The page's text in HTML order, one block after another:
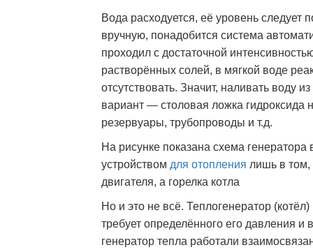
Вода расходуется, её уровень следует
вручную, понадобится система
проходил с достаточной
растворённых солей, в мягкой воде
отсутствовать. Значит, наливать воду
вариант — столовая ложка гидроксида
резервуары, трубопроводы и т.д.
На рисунке показана схема
устройством для отопления лишь в том,
двигателя, а горелка котла
Но и это не всё. Теплогенератор
требует определённого его давления
генератор тепла работали